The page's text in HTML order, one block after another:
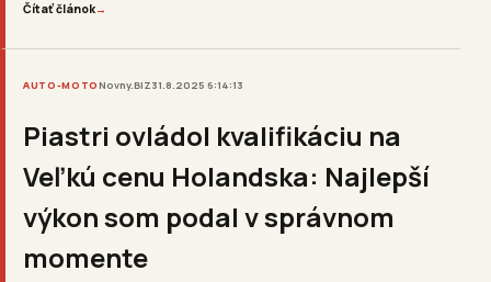
Čítať článok→
AUTO-MOTONovny.BIZ31.8.2025 6:14:13
Piastri ovládol kvalifikáciu na
Veľkú cenu Holandska: Najlepší
výkon som podal v správnom
momente